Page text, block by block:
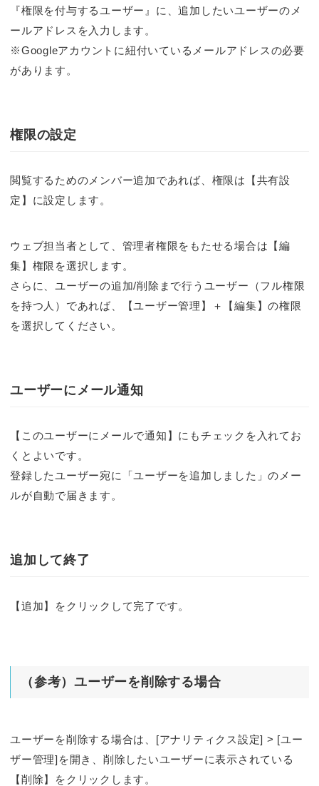
『権限を付与するユーザー』に、追加したいユーザーのメ
ールアドレスを入力します。
※Googleアカウントに紐付いているメールアドレスの必要
があります。
権限の設定
閲覧するためのメンバー追加であれば、権限は【共有設
定】に設定します。
ウェブ担当者として、管理者権限をもたせる場合は【編
集】権限を選択します。
さらに、ユーザーの追加/削除まで行うユーザー（フル権限
を持つ人）であれば、【ユーザー管理】＋【編集】の権限
を選択してください。
ユーザーにメール通知
【このユーザーにメールで通知】にもチェックを入れてお
くとよいです。
登録したユーザー宛に「ユーザーを追加しました」のメー
ルが自動で届きます。
追加して終了
【追加】をクリックして完了です。
（参考）ユーザーを削除する場合
ユーザーを削除する場合は、[アナリティクス設定] > [ユー
ザー管理]を開き、削除したいユーザーに表示されている
【削除】をクリックします。